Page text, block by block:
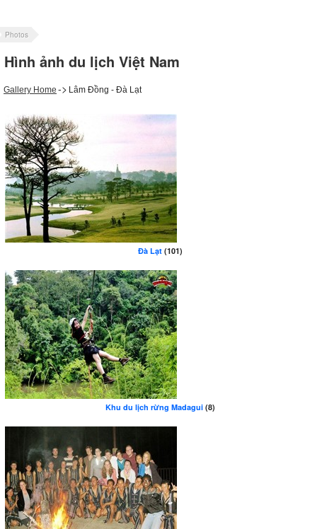
Photos
Hình ảnh du lịch Việt Nam
Gallery Home -> Lâm Đồng - Đà Lạt
Đà Lạt (101)
Khu du lịch rừng Madagui (8)